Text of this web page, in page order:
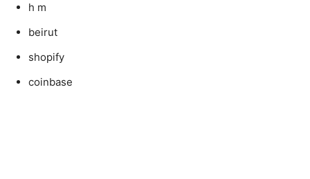
h m
beirut
shopify
coinbase